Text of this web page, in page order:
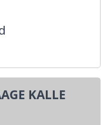
KALLE